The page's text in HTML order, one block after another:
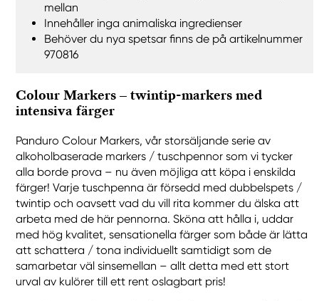
mellan
Innehåller inga animaliska ingredienser
Behöver du nya spetsar finns de på artikelnummer
970816
Colour Markers – twintip-markers med
intensiva färger
Panduro Colour Markers, vår storsäljande serie av
alkoholbaserade markers / tuschpennor som vi tycker
alla borde prova – nu även möjliga att köpa i enskilda
färger! Varje tuschpenna är försedd med dubbelspets /
twintip och oavsett vad du vill rita kommer du älska att
arbeta med de här pennorna. Sköna att hålla i, uddar
med hög kvalitet, sensationella färger som både är lätta
att schattera / tona individuellt samtidigt som de
samarbetar väl sinsemellan – allt detta med ett stort
urval av kulörer till ett rent oslagbart pris!